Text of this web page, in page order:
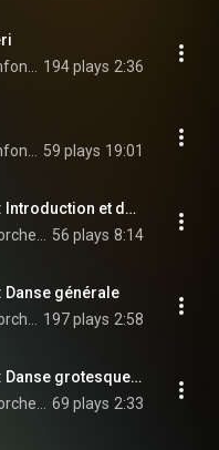
194 plays 2:36
59 plays 19:01
Daphnis et Chloé, M. 57, Pt. 1: Introduction et danse religieuse
56 plays 8:14
Danse générale
197 plays 2:58
Daphnis et Chloé, M. 57, Pt. 1: Danse grotesque de Dorcon
69 plays 2:33